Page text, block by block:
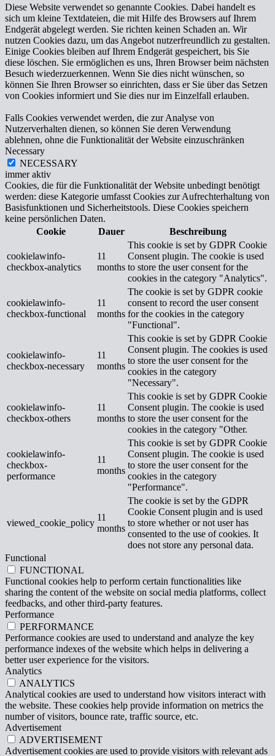
Diese Website verwendet so genannte Cookies. Dabei handelt es
sich um kleine Textdateien, die mit Hilfe des Browsers auf Ihrem
Endgerät abgelegt werden. Sie richten keinen Schaden an. Wir
nutzen Cookies dazu, um das Angebot nutzerfreundlich zu gestalten.
Einige Cookies bleiben auf Ihrem Endgerät gespeichert, bis Sie
diese löschen. Sie ermöglichen es uns, Ihren Browser beim nächsten
Besuch wiederzuerkennen. Wenn Sie dies nicht wünschen, so
können Sie Ihren Browser so einrichten, dass er Sie über das Setzen
von Cookies informiert und Sie dies nur im Einzelfall erlauben.
Falls Cookies verwendet werden, die zur Analyse von
Nutzerverhalten dienen, so können Sie deren Verwendung
ablehnen, ohne die Funktionalität der Website einzuschränken
Necessary
NECESSARY
immer aktiv
Cookies, die für die Funktionalität der Website unbedingt benötigt
werden: diese Kategorie umfasst Cookies zur Aufrechterhaltung von
Basisfunktionen und Sicherheitstools. Diese Cookies speichern
keine persönlichen Daten.
Cookie
Dauer Beschreibung
cookielawinfo-
checkbox-analytics
11
months
This cookie is set by GDPR Cookie
Consent plugin. The cookie is used
to store the user consent for the
cookies in the category "Analytics".
cookielawinfo-
checkbox-functional
11
months
The cookie is set by GDPR cookie
consent to record the user consent
for the cookies in the category
"Functional".
cookielawinfo-
checkbox-necessary
11
months
This cookie is set by GDPR Cookie
Consent plugin. The cookies is used
to store the user consent for the
cookies in the category
"Necessary".
cookielawinfo-
checkbox-others
11
months
This cookie is set by GDPR Cookie
Consent plugin. The cookie is used
to store the user consent for the
cookies in the category "Other.
cookielawinfo-
checkbox-
performance
11
months
This cookie is set by GDPR Cookie
Consent plugin. The cookie is used
to store the user consent for the
cookies in the category
"Performance".
viewed_cookie_policy
11
months
The cookie is set by the GDPR
Cookie Consent plugin and is used
to store whether or not user has
consented to the use of cookies. It
does not store any personal data.
Functional
FUNCTIONAL
Functional cookies help to perform certain functionalities like
sharing the content of the website on social media platforms, collect
feedbacks, and other third-party features.
Performance
PERFORMANCE
Performance cookies are used to understand and analyze the key
performance indexes of the website which helps in delivering a
better user experience for the visitors.
Analytics
ANALYTICS
Analytical cookies are used to understand how visitors interact with
the website. These cookies help provide information on metrics the
number of visitors, bounce rate, traffic source, etc.
Advertisement
ADVERTISEMENT
Advertisement cookies are used to provide visitors with relevant ads